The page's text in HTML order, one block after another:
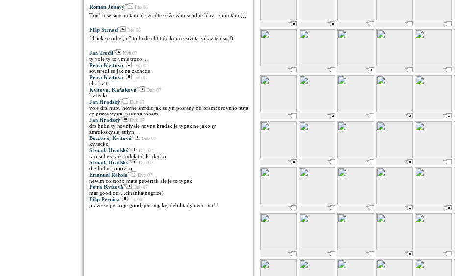
Roman Jebavý Pro 08
Trošku se sice motám,ale vsadte se že vám solidně hlavu zamotám-)))
Filip Strnad Bře 08
filipek se odrel,ju? to bude chtit do konce zivota zakaz tenisu:D
Jan Tročil Kvě 07
ty vole ty to umis troco...
Petra Kvitová
Dub 07
soustredi se jak na zachode
Petra Kvitová
Dub 07
cha kviti
Kvitová, Kaňáková
Dub 07
kvitecko
Jan Hradský
Dub 07
vole drz hubu hovne smrdis jak sulyn posrany od bramboroveho testa
co prave vysral navr za rohem
Jan Hradský
Dub 07
drz hubu ty hovnivale hovne hradak je typek ne jako ty
zmrdloskyslej sulyn
Boczová, Kvitová
Dub 07
kvitecko
Strnad, Hradský
Dub 07
raci si bez radsi udelat dalsi decko
Strnad, Hradský
Dub 07
drz hubu koprivko
Emanuel Řehola
Dub 07
newim co stoho mate pubertak ale je to typek
Petra Kvitová
Dub 07
mas good oci ...cinanka(negrice)
Filip Pernica
Lis 06
prave ze perna je good, jen nejakej debil tady neco ma!.!